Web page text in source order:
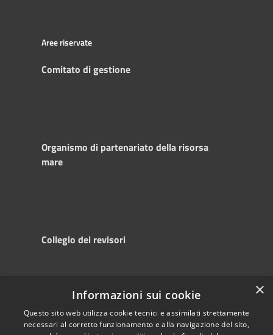
Aree riservate
Comitato di gestione
Organismo di partenariato della risorsa
mare
Collegio dei revisori
Accessibility
Privacy
Copyright © 2025
Autorità di
Sistema Portuale
×
Informazioni sui cookie
Questo sito web utilizza cookie tecnici e assimilati strettamente
necessari al corretto funzionamento e alla navigazione del sito,